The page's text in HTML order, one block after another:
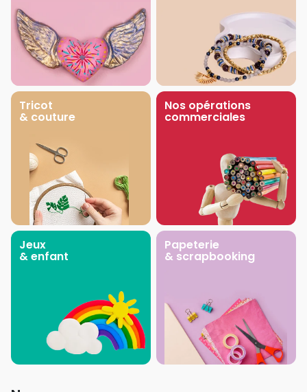
Tricot
& couture
Nos opérations
commerciales
Jeux
& enfant
Papeterie
& scrapbooking